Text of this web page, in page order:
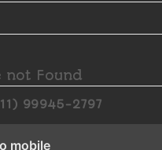
not Found
99945-2797
mobile